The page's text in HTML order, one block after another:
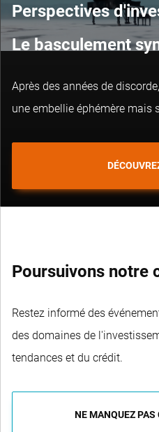
Perspectives
Le basculement
Après des années de
une embellie éphémère mais
Poursuivons notre
Restez informé des
des domaines de
tendances et du crédit.
NE MANQUEZ PAS